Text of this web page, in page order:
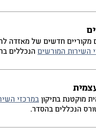
המורשיםהנכללים
בתיקוןבמרכזי
הנכללים בהסדר.